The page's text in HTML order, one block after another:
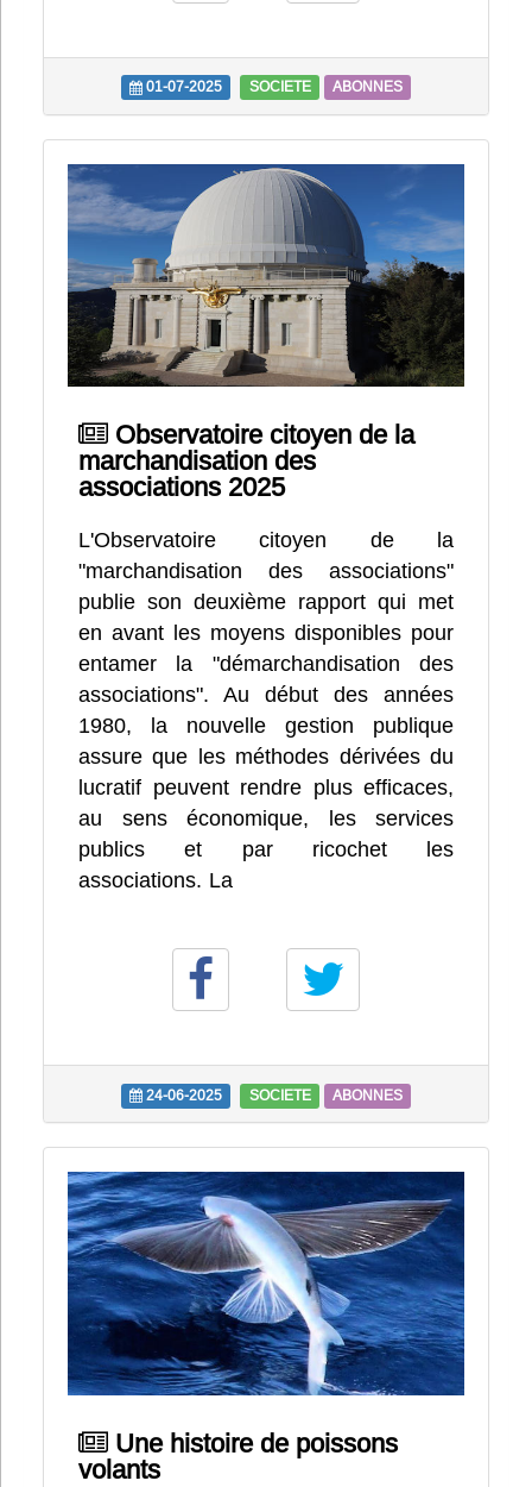
01-07-2025 SOCIETE ABONNES
Observatoire citoyen de la
marchandisation des
associations 2025
L'Observatoire citoyen de la
"marchandisation des associations"
publie son deuxième rapport qui met
en avant les moyens disponibles pour
entamer la "démarchandisation des
associations". Au début des années
1980, la nouvelle gestion publique
assure que les méthodes dérivées du
lucratif peuvent rendre plus efficaces,
au sens économique, les services
publics et par ricochet les
associations. La
24-06-2025 SOCIETE ABONNES
Une histoire de poissons
volants